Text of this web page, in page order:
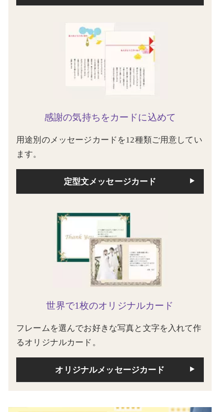
感謝の気持ちをカードに込めて
用途別のメッセージカードを12種類ご用意してい
ます。
定型文メッセージカード
世界で1枚のオリジナルカード
フレームを選んでお好きな写真と文字を入れて作
るオリジナルカード。
オリジナルメッセージカード